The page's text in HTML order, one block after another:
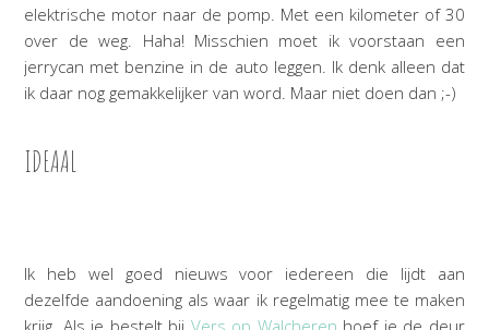
elektrische motor naar de pomp. Met een kilometer of 30
over de weg. Haha! Misschien moet ik voorstaan een
jerrycan met benzine in de auto leggen. Ik denk alleen dat
ik daar nog gemakkelijker van word. Maar niet doen dan ;-)
IDEAAL
Ik heb wel goed nieuws voor iedereen die lijdt aan
dezelfde aandoening als waar ik regelmatig mee te maken
krijg. Als je bestelt bij Vers op Walcheren hoef je de deur